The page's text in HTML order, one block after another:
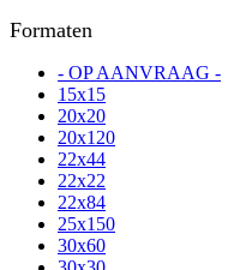
Formaten
- OP AANVRAAG -
15x15
20x20
20x120
22x44
22x22
22x84
25x150
30x60